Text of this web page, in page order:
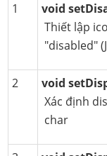
1
void
Thiết lập
"disabled"
2
void
Xác định
char